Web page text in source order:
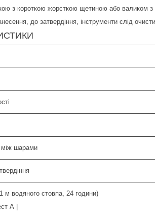
з короткою жорсткою щетиною або валиком з
до затвердіння, інструменти слід
між шарами
м водяного стовпа, 24 години)
А |